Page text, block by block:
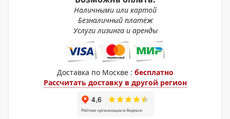
Наличными или картой
Безналичный платёж
Услуги лизинга и аренды
Доставка по Москве : бесплатно
Рассчитать доставку в другой регион